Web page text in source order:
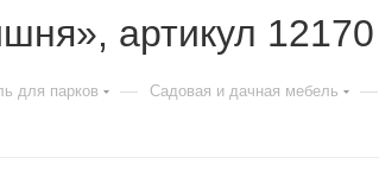
артикул 12170
для парков — Садовая и дачная мебель —